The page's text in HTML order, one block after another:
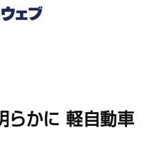
らかに 軽自動車